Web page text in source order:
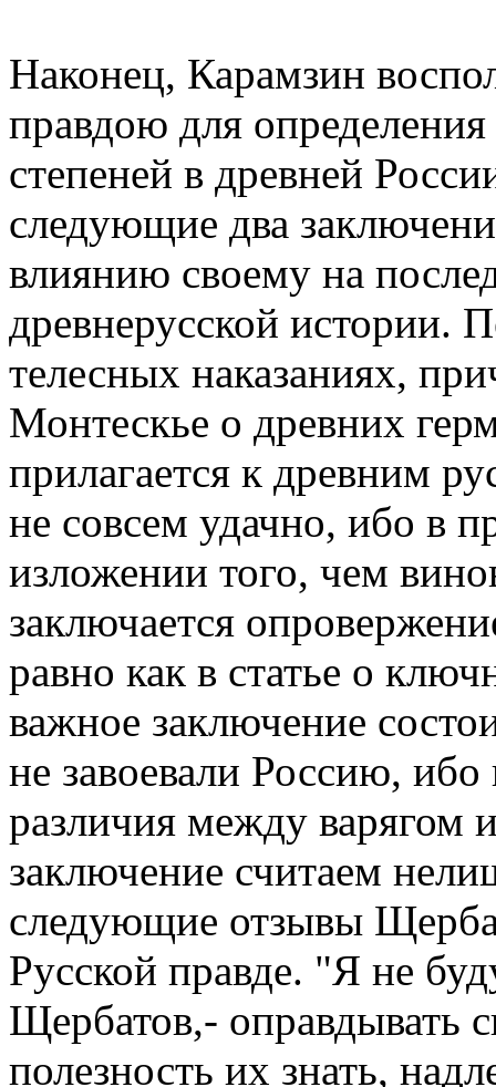
Наконец, Карамзин
правдою для
степеней в древней
следующие два
влиянию своему на
древнерусской истории.
телесных наказаниях,
Монтескье о древних
прилагается к древним
не совсем удачно, ибо в
изложении того, чем
заключается
равно как в статье о
важное заключение
не завоевали Россию, ибо
различия между варягом
заключение считаем
следующие отзывы
Русской правде. "Я не
Щербатов,- оправдывать
полезность их знать,